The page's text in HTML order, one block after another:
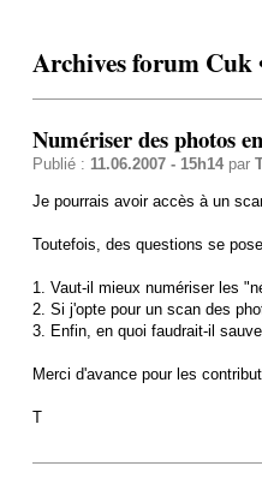
Archives forum Cuk
Numériser des photos
Publié : 11.06.2007 - 15h14par
Je pourrais avoir accès à un
Toutefois, des questions se
1. Vaut-il mieux numériser les
2. Si j'opte pour un scan des
3. Enfin, en quoi faudrait-il
Merci d'avance pour les
T